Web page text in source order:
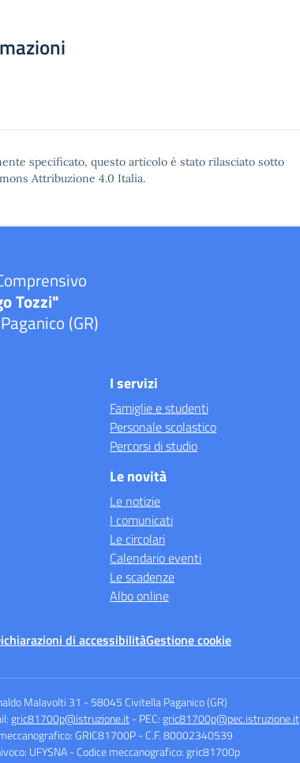
specificato, questo articolo è stato rilasciato sotto
Attribuzione 4.0 Italia.
Tozzi"
(GR)
I servizi
Famiglie e studenti
Personale scolastico
Percorsi di studio
Le novità
Le notizie
I comunicati
Le circolari
Calendario eventi
Le scadenze
Albo online
di accessibilitàGestione cookie
Malavolti 31 - 58045 Civitella Paganico (GR)
gric81700p@istruzione.it - PEC:gric81700p@pec.istruzione.it
GRIC81700P - C.F. 80002340539
UFYSNA- Codice meccanografico: gric81700p